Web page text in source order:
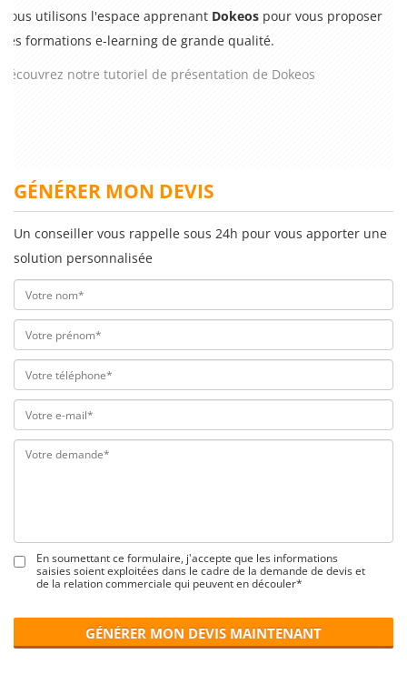
Nous utilisons l'espace apprenant Dokeos pour vous proposer
des formations e-learning de grande qualité.
Découvrez notre tutoriel de présentation de Dokeos
GÉNÉRER MON DEVIS
Un conseiller vous rappelle sous 24h pour vous apporter une
solution personnalisée
En soumettant ce formulaire, j'accepte que les informations
saisies soient exploitées dans le cadre de la demande de devis et
de la relation commerciale qui peuvent en découler*
GÉNÉRER MON DEVIS MAINTENANT